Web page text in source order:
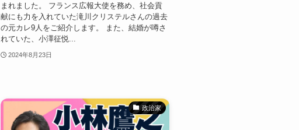
まれました。 フランス広報大使を務め、社会貢
献にも力を入れていた滝川クリステルさんの過去
の元カレ9人をご紹介します。 また、結婚が噂さ
れていた、小澤征悦...
2024年8月23日
政治家